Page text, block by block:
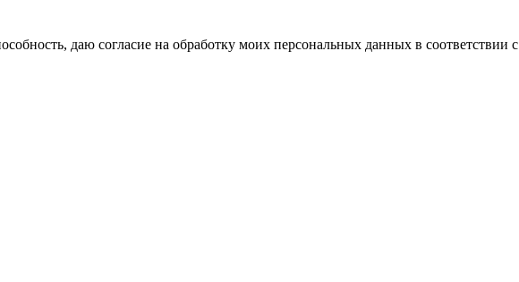
даю согласие на обработку моих персональных данных в соответствии с